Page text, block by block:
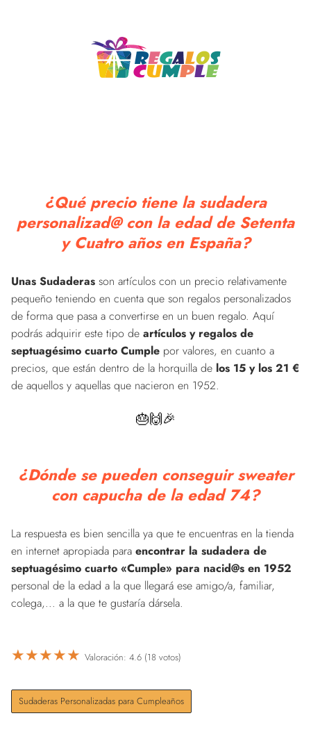
¿Qué precio tiene la sudadera
personalizad@ con la edad de Setenta
y Cuatro años en España?
Unas Sudaderas son artículos con un precio relativamente
pequeño teniendo en cuenta que son regalos personalizados
de forma que pasa a convertirse en un buen regalo. Aquí
podrás adquirir este tipo de artículos y regalos de
septuagésimo cuarto Cumple por valores, en cuanto a
precios, que están dentro de la horquilla de los 15 y los 21 €
de aquellos y aquellas que nacieron en 1952.
🎂🙌🎉
¿Dónde se pueden conseguir sweater
con capucha de la edad 74?
La respuesta es bien sencilla ya que te encuentras en la tienda
en internet apropiada para encontrar la sudadera de
septuagésimo cuarto «Cumple» para nacid@s en 1952
personal de la edad a la que llegará ese amigo/a, familiar,
colega,... a la que te gustaría dársela.
★★★★★ Valoración: 4.6 (18 votos)
Sudaderas Personalizadas para Cumpleaños